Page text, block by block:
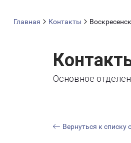
Главная Контакты
Основное
Вернуться к списку